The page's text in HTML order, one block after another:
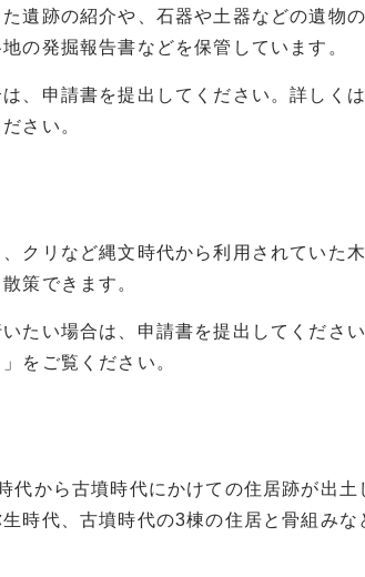
遺跡の紹介や、石器や土器などの遺物
の発掘報告書などを保管しています。
、申請書を提出してください。詳しく
さい。
クリなど縄文時代から利用されていた
策できます。
たい場合は、申請書を提出してくださ
をご覧ください。
代から古墳時代にかけての住居跡が出土
時代、古墳時代の3棟の住居と骨組みな